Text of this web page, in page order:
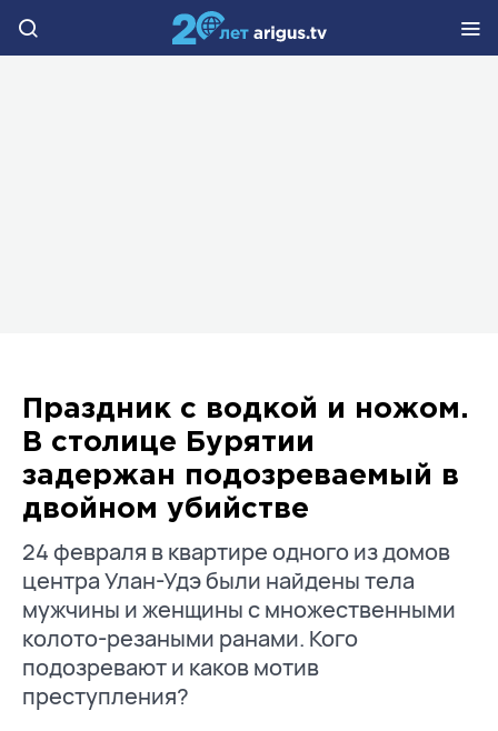
Праздник с водкой и ножом.
В столице Бурятии
задержан подозреваемый в
двойном убийстве
24 февраля в квартире одного из домов
центра Улан-Удэ были найдены тела
мужчины и женщины с множественными
колото-резаными ранами. Кого
подозревают и каков мотив
преступления?